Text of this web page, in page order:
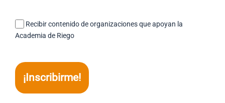
Recibir contenido de organizaciones que apoyan la
Academia de Riego
¡Inscribirme!